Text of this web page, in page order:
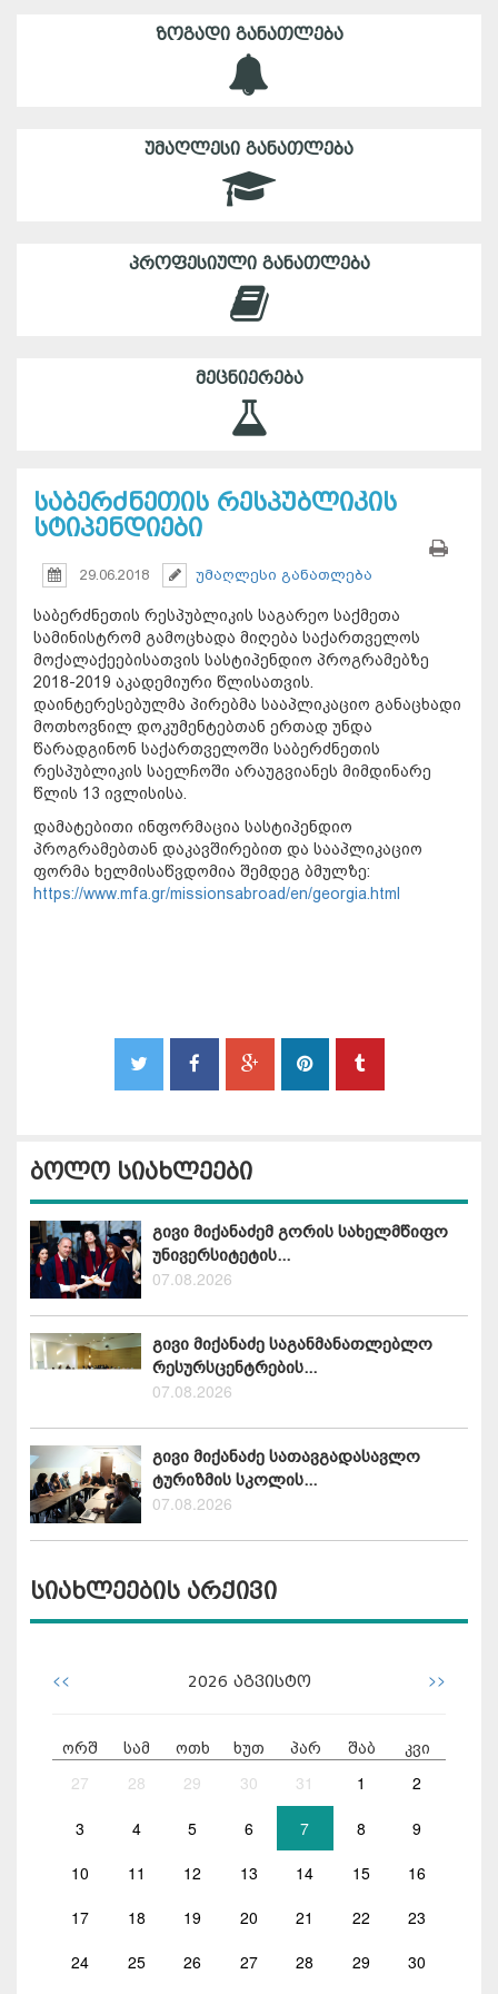
ᲖᲝᲒᲐᲓᲘ ᲒᲐᲜᲐᲗᲚᲔᲑᲐ
ᲣᲛᲐᲦᲚᲔᲡᲘ ᲒᲐᲜᲐᲗᲚᲔᲑᲐ
ᲞᲠᲝᲤᲔᲡᲘᲣᲚᲘ ᲒᲐᲜᲐᲗᲚᲔᲑᲐ
ᲛᲔᲪᲜᲘᲔᲠᲔᲑᲐ
საბერძნეთის რესპუბლიკის
სტიპენდიები
29.06.2018 უმაღლესი განათლება
საბერძნეთის რესპუბლიკის საგარეო საქმეთა
სამინისტრომ გამოცხადა მიღება საქართველოს
მოქალაქეებისათვის სასტიპენდიო პროგრამებზე
2018-2019 აკადემიური წლისათვის.
დაინტერესებულმა პირებმა სააპლიკაციო განაცხადი
მოთხოვნილ დოკუმენტებთან ერთად უნდა
წარადგინონ საქართველოში საბერძნეთის
რესპუბლიკის საელჩოში არაუგვიანეს მიმდინარე
წლის 13 ივლისისა.
დამატებითი ინფორმაცია სასტიპენდიო
პროგრამებთან დაკავშირებით და სააპლიკაციო
ფორმა ხელმისაწვდომია შემდეგ ბმულზე:
https://www.mfa.gr/missionsabroad/en/georgia.html
ბოლო სიახლეები
გივი მიქანაძემ გორის სახელმწიფო
უნივერსიტეტის...
07.08.2026
გივი მიქანაძე საგანმანათლებლო
რესურსცენტრების...
07.08.2026
გივი მიქანაძე სათავგადასავლო
ტურიზმის სკოლის...
07.08.2026
სიახლეების არქივი
<< 2026 აგვისტო >>
ორშ სამ ოთხ ხუთ პარ შაბ კვი
27 28 29 30 31 1 2
3 4 5 6 7 8 9
10 11 12 13 14 15 16
17 18 19 20 21 22 23
24 25 26 27 28 29 30